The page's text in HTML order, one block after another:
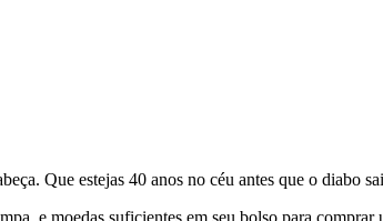
Que estejas 40 anos no céu antes que o diabo